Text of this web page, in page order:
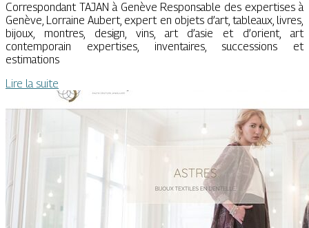
Correspondant TAJAN à Genève Responsable des expertises à
Genève, Lorraine Aubert, expert en objets d’art, tableaux, livres,
bijoux, montres, design, vins, art d’asie et d’orient, art
contemporain expertises, inventaires, successions et
estimations
Lire la suite